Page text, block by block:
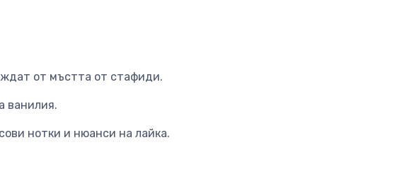
от мъстта от стафиди.
ванилия.
нотки и нюанси на лайка.